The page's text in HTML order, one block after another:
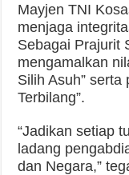
Mayjen TNI
menjaga
Sebagai Prajurit
mengamalkan
Silih Asuh” serta
Terbilang”.
“Jadikan setiap
ladang
dan Negara,”